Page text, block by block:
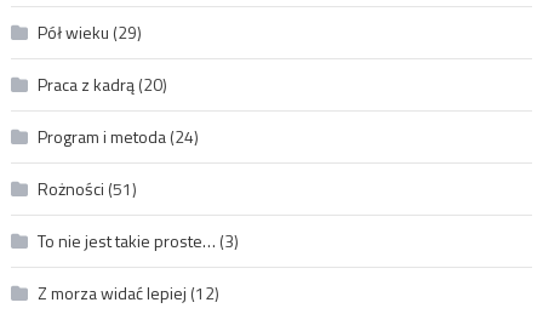
Pół wieku (29)
Praca z kadrą(20)
Program i metoda(24)
Rożności (51)
To nie jest takie proste… (3)
Z morza widać lepiej (12)